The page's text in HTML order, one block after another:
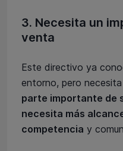
3. Necesita un
venta
Este directivo ya
entorno, pero
parte importante de
necesita más
competencia y